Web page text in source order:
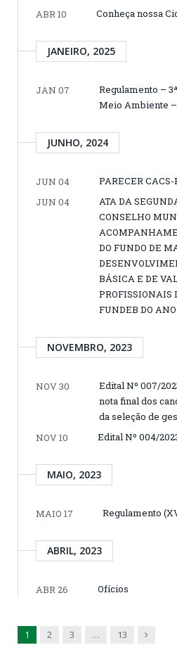
ABR 10
Conheça nossa
JANEIRO, 2025
JAN 07
Regulamento –
Meio Ambiente –
JUNHO, 2024
JUN 04
PARECER
JUN 04
ATA DA
CONSELHO
DO FUNDO DE
BÁSICA E DE
PROFISSIONAIS
FUNDEB DO
NOVEMBRO, 2023
NOV 30
Edital Nº 007/
nota final dos
da seleção de
NOV 10
Edital Nº 004/
MAIO, 2023
MAIO 17 Regulamento
ABRIL, 2023
ABR 26 Ofícios
1 2 3 … 13 Next